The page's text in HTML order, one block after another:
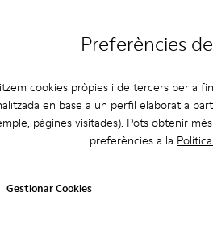
Preferències
cookies pròpies i de tercers per a
en base a un perfil elaborat a
pàgines visitades). Pots obtenir
preferències a la
Gestionar Cookies